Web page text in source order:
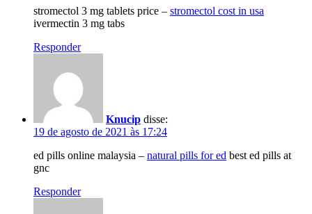
stromectol 3 mg tablets price – stromectol cost in usa
ivermectin 3 mg tabs
Responder
Knucip disse:
19 de agosto de 2021 às 17:24
ed pills online malaysia – natural pills for ed best ed pills at
gnc
Responder